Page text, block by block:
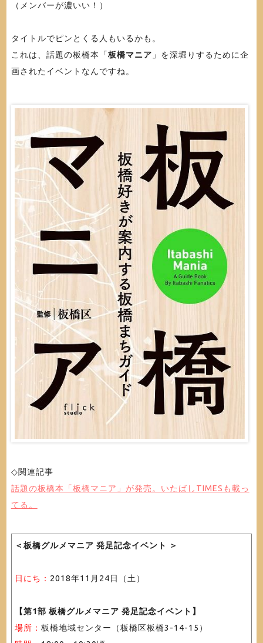
（メンバーが濃いい！）
タイトルでピンとくる人もいるかも。
これは、話題の板橋本「板橋マニア 」を深堀りするために企
画されたイベントなんですね。
◇関連記事
話題の板橋本「板橋マニア」が発売。いたばしTIMESも載っ
てる。
＜板橋グルメマニア 発足記念イベント ＞
日にち： 2018年11月24日（土）
【第1部 板橋グルメマニア 発足記念イベント】
場所： 板橋地域センター（板橋区板橋3-14-15）